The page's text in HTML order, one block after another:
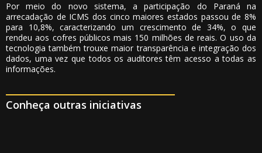
Por meio do novo sistema, a participação do Paraná na
arrecadação de ICMS dos cinco maiores estados passou de 8%
para 10,8%, caracterizando um crescimento de 34%, o que
rendeu aos cofres públicos mais 150 milhões de reais. O uso da
tecnologia também trouxe maior transparência e integração dos
dados, uma vez que todos os auditores têm acesso a todas as
informações.
Conheça outras iniciativas